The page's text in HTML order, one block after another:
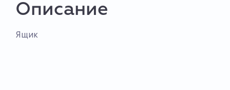
Описание
Ящик